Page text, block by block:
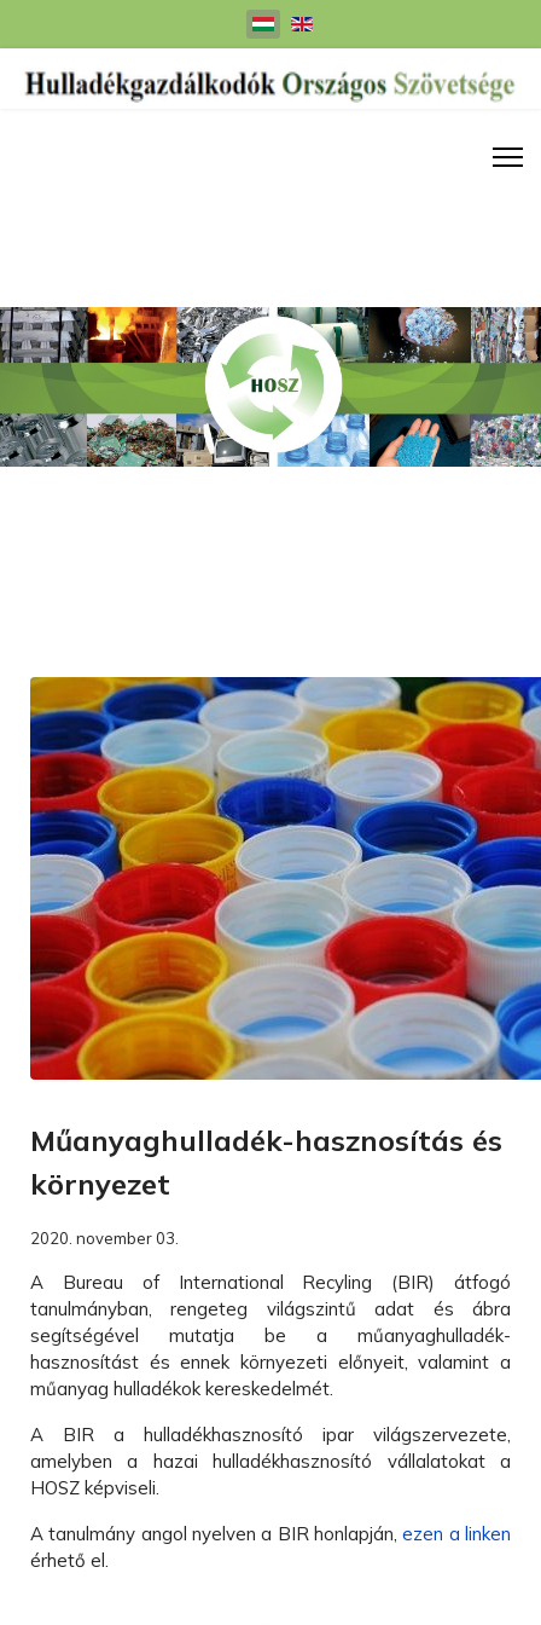
Válasszon nyelvet
Műanyaghulladék-hasznosítás és
környezet
2020. november 03.
A Bureau of International Recyling (BIR) átfogó
tanulmányban, rengeteg világszintű adat és ábra
segítségével mutatja be a műanyaghulladék-
hasznosítást és ennek környezeti előnyeit, valamint a
műanyag hulladékok kereskedelmét.
A BIR a hulladékhasznosító ipar világszervezete,
amelyben a hazai hulladékhasznosító vállalatokat a
HOSZ képviseli.
A tanulmány angol nyelven a BIR honlapján,ezen a linken
érhető el.